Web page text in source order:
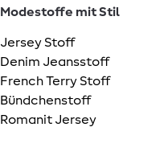
Modestoffe mit Stil
Jersey Stoff
Denim Jeansstoff
French Terry Stoff
Bündchenstoff
Romanit Jersey